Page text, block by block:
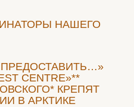
НАШЕГО
CENTRE»**
КРЕПЯТ
В АРКТИКЕ